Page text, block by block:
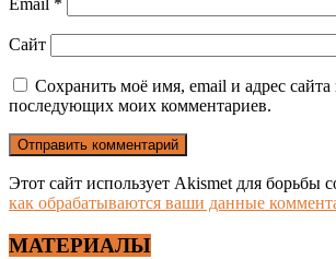
Email *
Сайт
Сохранить моё имя, email и адрес сайта
последующих моих комментариев.
Этот сайт использует Akismet для борьбы
как обрабатываются ваши данные
МАТЕРИАЛЫ